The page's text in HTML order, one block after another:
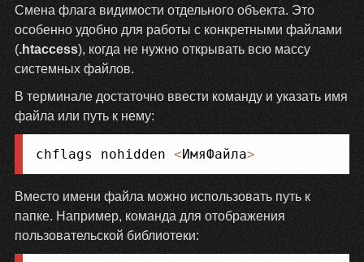
Смена флага видимости отдельного объекта. Это
особенно удобно для работы с конкретными файлами
(.htaccess), когда не нужно открывать всю массу
системных файлов.
В терминале достаточно ввести команду и указать имя
файла или путь к нему:
chflags nohidden <ИмяФайла>
Вместо имени файла можно использовать путь к
папке. Например, команда для отображения
пользовательской библиотеки: